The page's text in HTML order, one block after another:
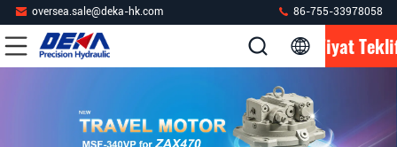
oversea.sale@deka-hk.com 86-755-33978058
Fiyat